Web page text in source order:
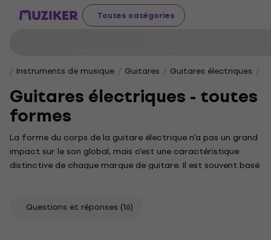
Toutes catégories
Instruments de musique Guitares Guitares électriques
Guitares électriques - toutes
formes
La forme du corps de la guitare électrique n'a pas un grand
impact sur le son global, mais c'est une caractéristique
distinctive de chaque marque de guitare. Il est souvent basé
SG. La grande variété se trouve dans la catégorie Hard &
Questions et réponses (16)